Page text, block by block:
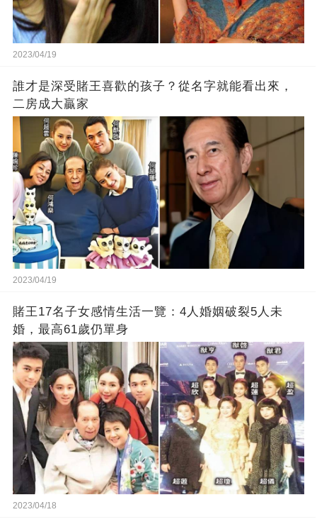
2023/04/19
誰才是深受賭王喜歡的孩子？從名字就能看出來，
二房成大贏家
2023/04/19
賭王17名子女感情生活一覽：4人婚姻破裂5人未
婚，最高61歲仍單身
2023/04/18